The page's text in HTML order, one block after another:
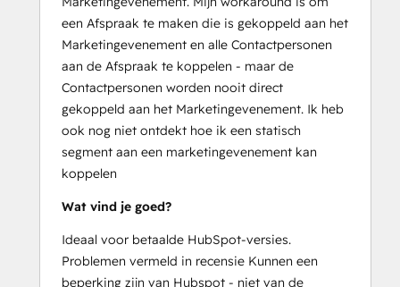
een Afspraak te maken die is gekoppeld aan het
Marketingevenement en alle Contactpersonen
aan de Afspraak te koppelen - maar de
Contactpersonen worden nooit direct
gekoppeld aan het Marketingevenement. Ik heb
ook nog niet ontdekt hoe ik een statisch
segment aan een marketingevenement kan
koppelen
Wat vind je goed?
Ideaal voor betaalde HubSpot-versies.
Problemen vermeld in recensie Kunnen een
beperking zijn van Hubspot - niet van de